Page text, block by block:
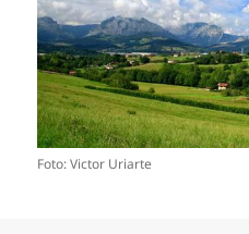
Foto: Victor Uriarte